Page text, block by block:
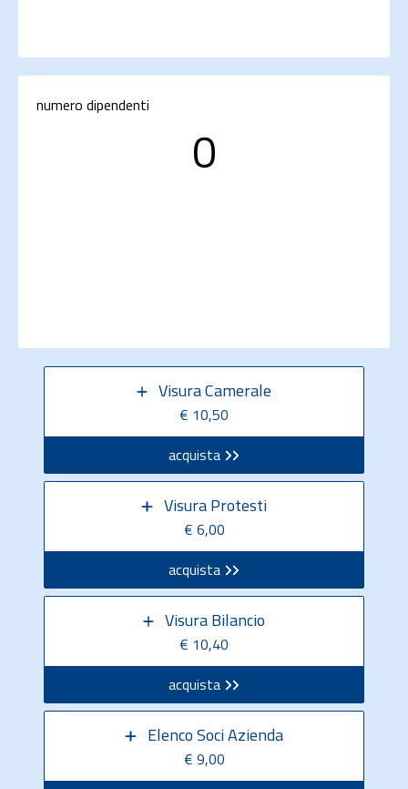
numero dipendenti
0
Visura Camerale
€ 10,50
acquista
Visura Protesti
€ 6,00
acquista
Visura Bilancio
€ 10,40
acquista
Elenco Soci Azienda
€ 9,00